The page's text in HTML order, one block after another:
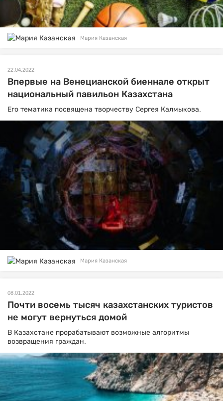
Мария Казанская
22.04.2022
Впервые на Венецианской биеннале открыт
национальный павильон Казахстана
Его тематика посвящена творчеству Сергея Калмыкова.
Мария Казанская
08.01.2022
Почти восемь тысяч казахстанских туристов
не могут вернуться домой
В Казахстане прорабатывают возможные алгоритмы
возвращения граждан.